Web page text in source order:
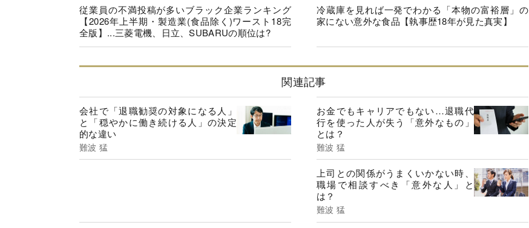
従業員の不満投稿が多いブラック企業ランキング
【2026年上半期・製造業(食品除く)ワースト18完
全版】...三菱電機、日立、SUBARUの順位は?
冷蔵庫を見れば一発でわかる「本物の富裕層」の
家にない意外な食品【執事歴18年が見た真実】
関連記事
会社で「退職勧奨の対象になる人」
と「穏やかに働き続ける人」の決定
的な違い
難波 猛
お金でもキャリアでもない…退職代
行を使った人が失う「意外なもの」
とは？
難波 猛
上司との関係がうまくいかない時、
職場で相談すべき「意外な人」と
は？
難波 猛